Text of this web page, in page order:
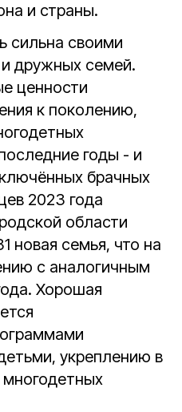
и страны.
сильна своими
дружных семей.
ценности
к поколению,
годы - и
брачных
2023 года
области
новая семья, что на
с аналогичным
Хорошая
укреплению в
многодетных